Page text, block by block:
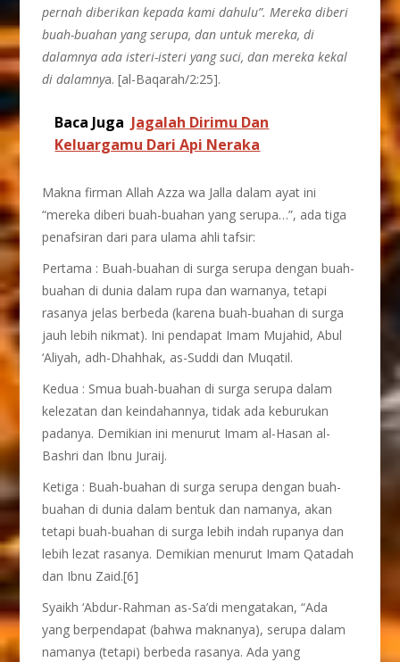
pernah diberikan kepada kami dahulu”. Mereka diberi
buah-buahan yang serupa, dan untuk mereka, di
dalamnya ada isteri-isteri yang suci, dan mereka kekal
di dalamnya. [al-Baqarah/2:25].
Baca Juga Jagalah Dirimu Dan
Keluargamu Dari Api Neraka
Makna firman Allah Azza wa Jalla dalam ayat ini
“mereka diberi buah-buahan yang serupa…”, ada tiga
penafsiran dari para ulama ahli tafsir:
Pertama : Buah-buahan di surga serupa dengan buah-
buahan di dunia dalam rupa dan warnanya, tetapi
rasanya jelas berbeda (karena buah-buahan di surga
jauh lebih nikmat). Ini pendapat Imam Mujahid, Abul
‘Aliyah, adh-Dhahhak, as-Suddi dan Muqatil.
Kedua : Smua buah-buahan di surga serupa dalam
kelezatan dan keindahannya, tidak ada keburukan
padanya. Demikian ini menurut Imam al-Hasan al-
Bashri dan Ibnu Juraij.
Ketiga : Buah-buahan di surga serupa dengan buah-
buahan di dunia dalam bentuk dan namanya, akan
tetapi buah-buahan di surga lebih indah rupanya dan
lebih lezat rasanya. Demikian menurut Imam Qatadah
dan Ibnu Zaid.[6]
Syaikh ‘Abdur-Rahman as-Sa’di mengatakan, “Ada
yang berpendapat (bahwa maknanya), serupa dalam
namanya (tetapi) berbeda rasanya. Ada yang